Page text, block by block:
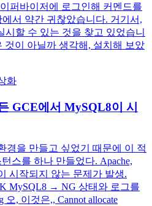
퍼바이저에 로그인해 커멘드를
서 약간 귀찮았습니다. 거기서,
시할 수 있는 것을 찾고 있었습니
것이 아닐까 생각해, 설치해 보았
화
GCE에서 MySQL8이 시
경을 만들고 싶었기 때문에 이 적
스를 하나 만들었다. Apache,
시작되지 않는 문제가 발생.
MySQL8 → NG 상태와 로그를
오, 이것은,, Cannot allocate